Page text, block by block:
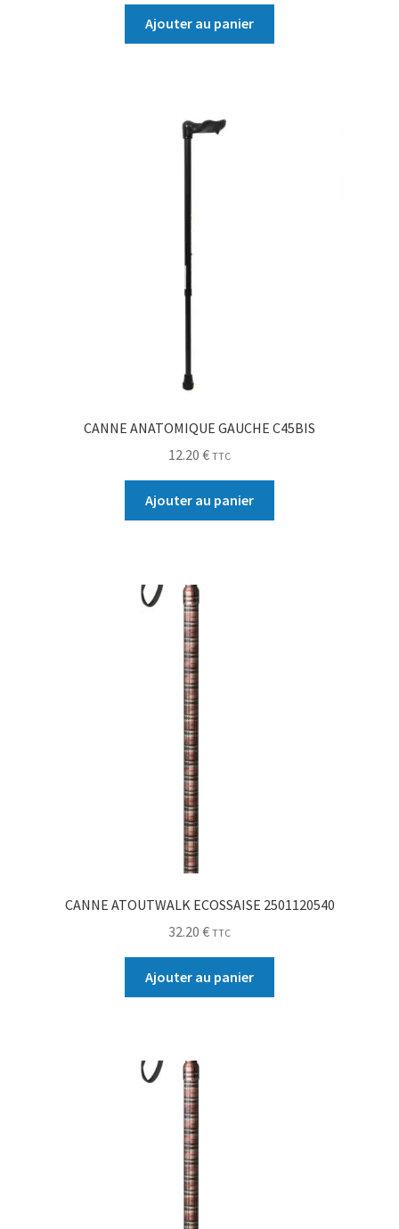
Ajouter au panier
CANNE ANATOMIQUE GAUCHE C45BIS
12.20 € TTC
Ajouter au panier
CANNE ATOUTWALK ECOSSAISE 2501120540
32.20 € TTC
Ajouter au panier